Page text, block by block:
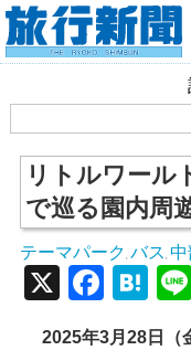
リトルワール
で巡る園内周
テーマパーク バス 中
X
2025年3月28日（